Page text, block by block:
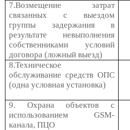
7.Возмещение затрат
связанных с выездом
группы задержания в
результате невыполнения
собственниками условий
договора (ложный выезд)
8.Техническое
обслуживание средств ОПС
(одна условная установка)
9. Охрана объектов с
использованиемGSM-
канала, ПЦО